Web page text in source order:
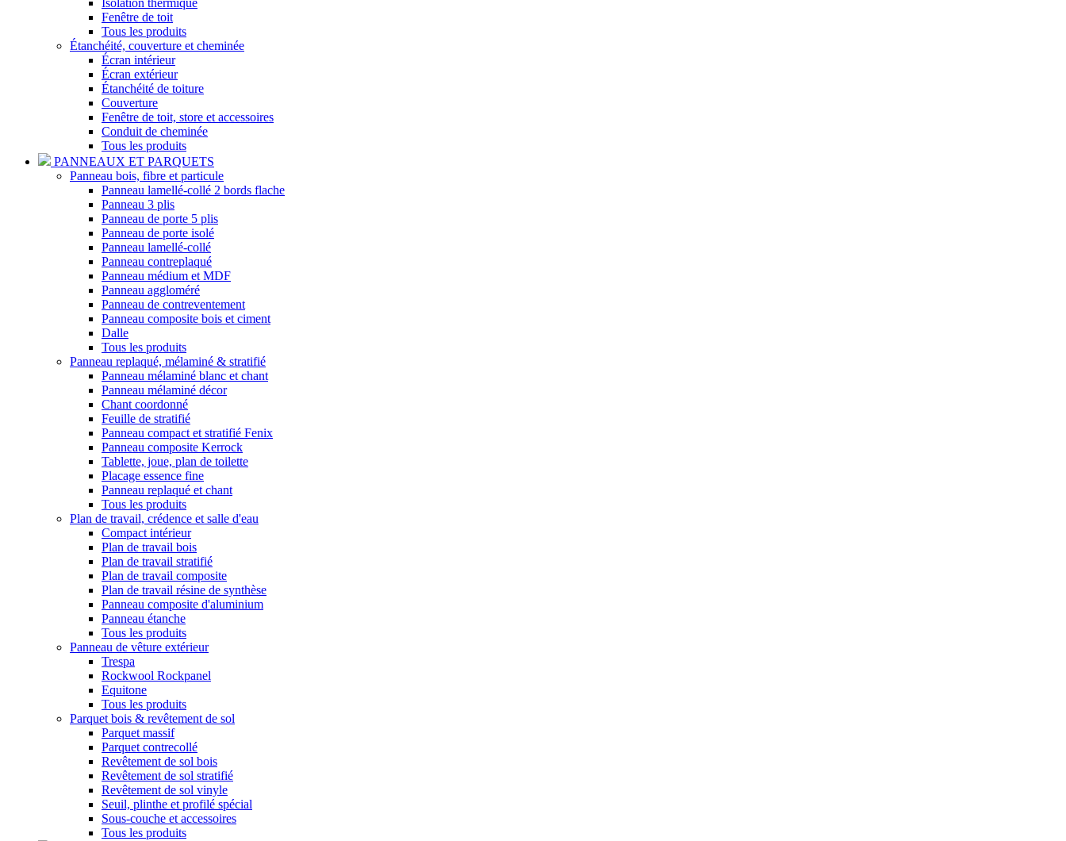
Isolation thermique
Fenêtre de toit
Tous les produits
Étanchéité, couverture et cheminée
Écran intérieur
Écran extérieur
Étanchéité de toiture
Couverture
Fenêtre de toit, store et accessoires
Conduit de cheminée
Tous les produits
PANNEAUX ET PARQUETS
Panneau bois, fibre et particule
Panneau lamellé-collé 2 bords flache
Panneau 3 plis
Panneau de porte 5 plis
Panneau de porte isolé
Panneau lamellé-collé
Panneau contreplaqué
Panneau médium et MDF
Panneau aggloméré
Panneau de contreventement
Panneau composite bois et ciment
Dalle
Tous les produits
Panneau replaqué, mélaminé & stratifié
Panneau mélaminé blanc et chant
Panneau mélaminé décor
Chant coordonné
Feuille de stratifié
Panneau compact et stratifié Fenix
Panneau composite Kerrock
Tablette, joue, plan de toilette
Placage essence fine
Panneau replaqué et chant
Tous les produits
Plan de travail, crédence et salle d'eau
Compact intérieur
Plan de travail bois
Plan de travail stratifié
Plan de travail composite
Plan de travail résine de synthèse
Panneau composite d'aluminium
Panneau étanche
Tous les produits
Panneau de vêture extérieur
Trespa
Rockwool Rockpanel
Equitone
Tous les produits
Parquet bois & revêtement de sol
Parquet massif
Parquet contrecollé
Revêtement de sol bois
Revêtement de sol stratifié
Revêtement de sol vinyle
Seuil, plinthe et profilé spécial
Sous-couche et accessoires
Tous les produits